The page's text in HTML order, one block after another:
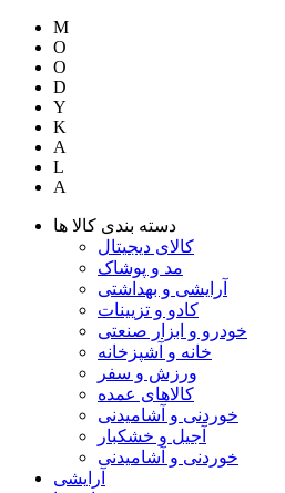
M
O
O
D
Y
K
A
L
A
دسته بندی کالا ها
کالای دیجیتال
مد و پوشاک
آرایشی و بهداشتی
کادو و تزیینات
خودرو و ابزار صنعتی
خانه و آشپزخانه
ورزش و سفر
کالاهای عمده
خوردنی و آشامیدنی
آجیل و خشکبار
خوردنی و آشامیدنی
آرایشی